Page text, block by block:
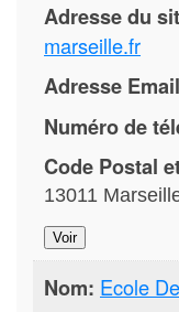
Adresse du
marseille.fr
Adresse
Numéro de
Code Postal
13011
Nom: Ecole